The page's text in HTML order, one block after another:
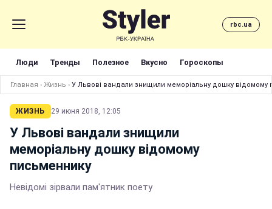
rbc.ua
Люди Тренды Полезное Вкусно Гороскопы
Главная › Жизнь › У Львові вандали знищили меморіальну дошку відомому
ЖИЗНЬ 29 июня 2018, 12:05
У Львові вандали знищили
меморіальну дошку відомому
письменнику
Невідомі зірвали пам'ятник поету